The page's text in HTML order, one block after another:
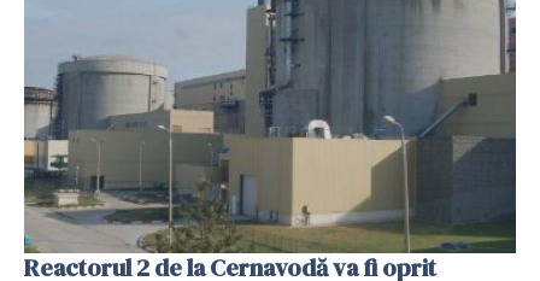
Reactorul 2 de la Cernavodă va fi oprit